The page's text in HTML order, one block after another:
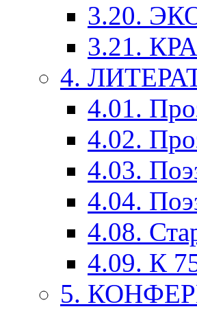
3.20.
3.21.
4.
4.01.
4.02.
4.03.
4.04.
4.08.
4.09. К
5.